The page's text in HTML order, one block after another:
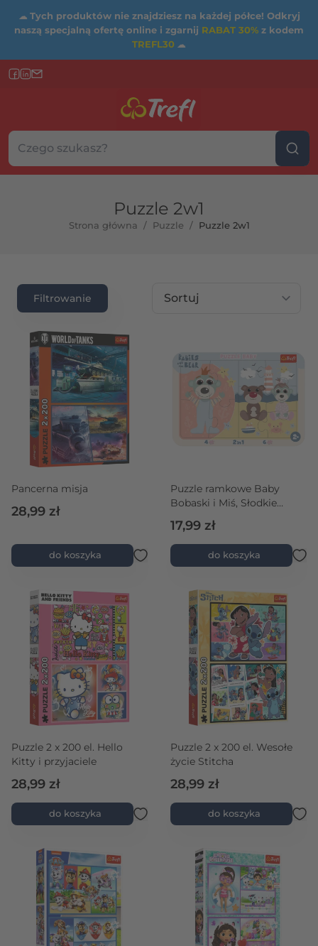
☁ Tych produktów nie znajdziesz na każdej półce! Odkryj
naszą specjalną ofertę online i zgarnij RABAT 30% z kodem
TREFL30 ☁
Szukaj w sklepie...
Wybierz kategorię
Puzzle 2w1
Strona główna / Puzzle / Puzzle 2w1
maksymalna
Filtrowanie
Sortuj wg
Pancerna misja
28,99 zł
do koszyka
Puzzle ramkowe Baby
Bobaski i Miś, Słodkie
17,99 zł
do koszyka
Puzzle 2 x 200 el. Hello
Kitty i przyjaciele
28,99 zł
do koszyka
Puzzle 2 x 200 el. Wesołe
życie Stitcha
28,99 zł
do koszyka